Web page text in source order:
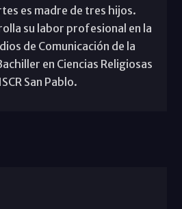
es madre de tres hijos.
su labor profesional en la
de Comunicación de la
en Ciencias Religiosas
San Pablo.